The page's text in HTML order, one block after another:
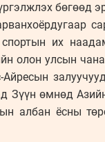
бөгөөд
их
олон улсын
Зүүн өмнөд
албан ёсны